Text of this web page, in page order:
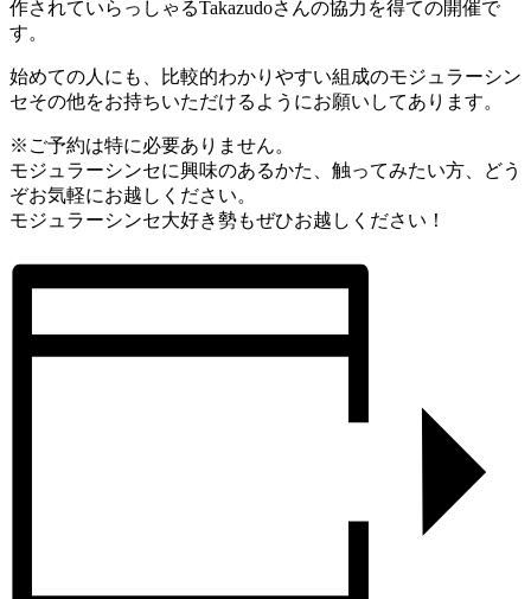
作されていらっしゃるTakazudoさんの協力を得ての開催で
す。
始めての人にも、比較的わかりやすい組成のモジュラーシン
セその他をお持ちいただけるようにお願いしてあります。
※ご予約は特に必要ありません。
モジュラーシンセに興味のあるかた、触ってみたい方、どう
ぞお気軽にお越しください。
モジュラーシンセ大好き勢もぜひお越しください！